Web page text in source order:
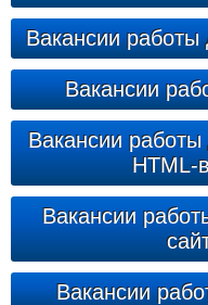
Вакансии работы
Вакансии
Вакансии
HTML-
Вакансии
Вакансии